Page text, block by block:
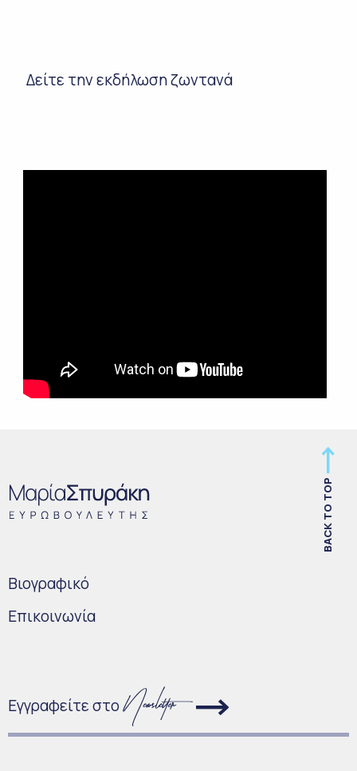
Δείτε την εκδήλωση ζωντανά
BACK TO TOP
Bιογραφικό
Επικοινωνία
Εγγραφείτε στο